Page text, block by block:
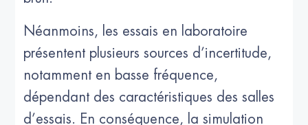
Néanmoins, les essais en laboratoire
présentent plusieurs sources d’incertitude,
notamment en basse fréquence,
dépendant des caractéristiques des salles
d’essais. En conséquence, la simulation